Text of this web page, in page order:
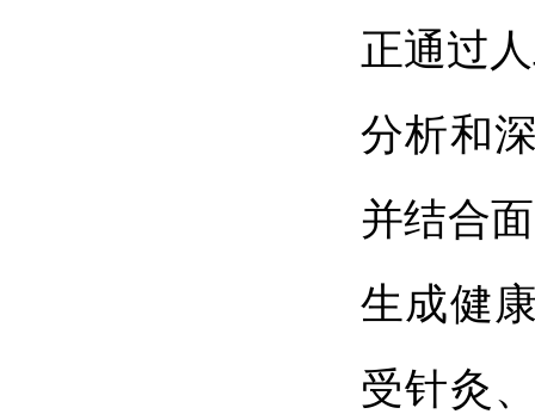
正通过
分析和
并结合
生成健
受针灸